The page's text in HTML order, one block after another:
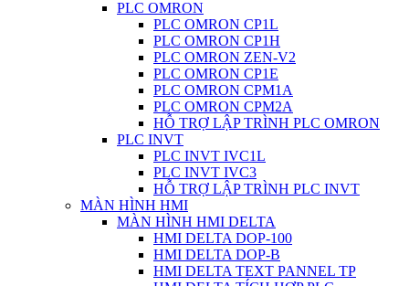
PLC OMRON
PLC OMRON CP1L
PLC OMRON CP1H
PLC OMRON ZEN-V2
PLC OMRON CP1E
PLC OMRON CPM1A
PLC OMRON CPM2A
HỖ TRỢ LẬP TRÌNH PLC OMRON
PLC INVT
PLC INVT IVC1L
PLC INVT IVC3
HỖ TRỢ LẬP TRÌNH PLC INVT
MÀN HÌNH HMI
MÀN HÌNH HMI DELTA
HMI DELTA DOP-100
HMI DELTA DOP-B
HMI DELTA TEXT PANNEL TP